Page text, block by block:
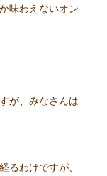
味わえないオン
が、みなさんは
るわけですが、